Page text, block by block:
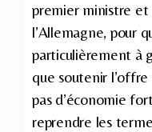
premier ministre et
l’Allemagne, pour
particulièrement à
que soutenir
pas d’économie
reprendre les